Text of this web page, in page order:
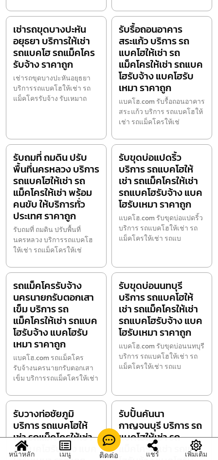
เช่ารถขุดบางปะหัน
อยุธยา บริการให้เช่า
รถแบคโฮ รถแม็คโคร
รับจ้าง ราคาถูก
เช่ารถขุดบางปะหันอยุธยา
บริการรถแบคโฮให้เช่า รถ
แม็คโครรับจ้าง รับเหมาถ
รับรื้อถอนอาคาร
สระแก้ว บริการ รถ
แบคโฮให้เช่า รถ
แม็คโครให้เช่า รถแบค
โฮรับจ้าง แบคโฮรับ
เหมา ราคาถูก
แบคโฮ.com รับรื้อถอนอาคาร
สระแก้ว บริการ รถแบคโฮให้
เช่า รถแม็คโครให้เช่
รับถมที่ ถมดิน ปรับ
พื้นที่นครหลวง บริการ
รถแบคโฮให้เช่า รถ
แม็คโครให้เช่า พร้อม
คนขับ ให้บริการทั่ว
ประเทศ ราคาถูก
รับถมที่ ถมดิน ปรับพื้นที่
นครหลวง บริการรถแบคโฮ
ให้เช่า รถแม็คโครให้เช่
รับขุดบ่อแปดริ้ว
บริการ รถแบคโฮให้
เช่า รถแม็คโครให้เช่า
รถแบคโฮรับจ้าง แบค
โฮรับเหมา ราคาถูก
แบคโฮ.com รับขุดบ่อแปดริ้ว
บริการ รถแบคโฮให้เช่า รถ
แม็คโครให้เช่า รถแบ
รถแม็คโครรับจ้าง
นครนายกรับตอกเสา
เข็ม บริการ รถ
แม็คโครให้เช่า รถแบค
โฮรับจ้าง แบคโฮรับ
เหมา ราคาถูก
แบคโฮ.com รถแม็คโคร
รับจ้างนครนายกรับตอกเสา
เข็ม บริการรถแม็คโครให้เช่า
รับขุดบ่อนนทบุรี
บริการ รถแบคโฮให้
เช่า รถแม็คโครให้เช่า
รถแบคโฮรับจ้าง แบค
โฮรับเหมา ราคาถูก
แบคโฮ.com รับขุดบ่อนนทบุรี
บริการ รถแบคโฮให้เช่า รถ
แม็คโครให้เช่า รถแบ
รับวางท่อชัยภูมิ
บริการ รถแบคโฮให้
เช่า รถแม็คโครให้เช่า
รถแบคโฮรับจ้าง แบค
รับปั้นคันนา
กาญจนบุรี บริการ รถ
แบคโฮให้เช่า รถ
แม็คโครให้เช่า รถแบค
หน้าหลัก เมนู ติดต่อ แชร์ เพิ่มเติม